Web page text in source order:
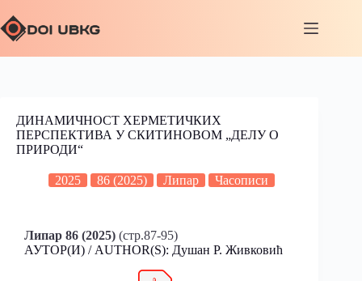
ДИНАМИЧНОСТ ХЕРМЕТИЧКИХ
ПЕРСПЕКТИВА У СКИТИНОВОМ „ДЕЛУ О
ПРИРОДИ“
2025 86 (2025) Липар Часописи
Липар 86 (2025) (стр.87-95)
АУТОР(И) / AUTHOR(S): Душан Р. Живковић